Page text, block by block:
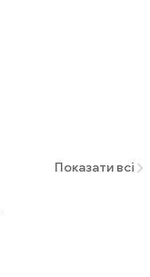
Показати всі